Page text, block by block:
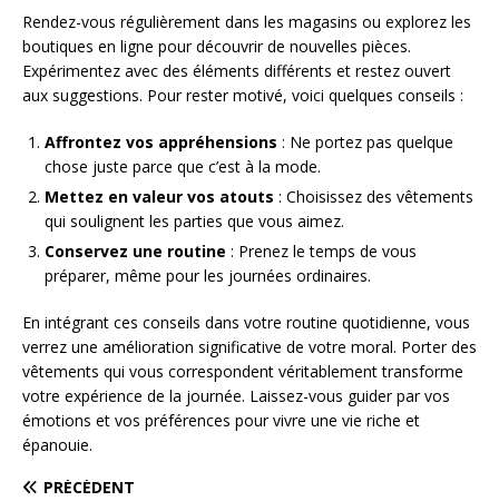
Rendez-vous régulièrement dans les magasins ou explorez les
boutiques en ligne pour découvrir de nouvelles pièces.
Expérimentez avec des éléments différents et restez ouvert
aux suggestions. Pour rester motivé, voici quelques conseils :
Affrontez vos appréhensions : Ne portez pas quelque
chose juste parce que c’est à la mode.
Mettez en valeur vos atouts : Choisissez des vêtements
qui soulignent les parties que vous aimez.
Conservez une routine : Prenez le temps de vous
préparer, même pour les journées ordinaires.
En intégrant ces conseils dans votre routine quotidienne, vous
verrez une amélioration significative de votre moral. Porter des
vêtements qui vous correspondent véritablement transforme
votre expérience de la journée. Laissez-vous guider par vos
émotions et vos préférences pour vivre une vie riche et
épanouie.
PRÉCÉDENT